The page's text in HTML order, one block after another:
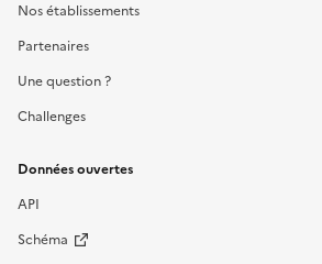
Nos établissements
Partenaires
Une question ?
Challenges
Données ouvertes
API
Schéma